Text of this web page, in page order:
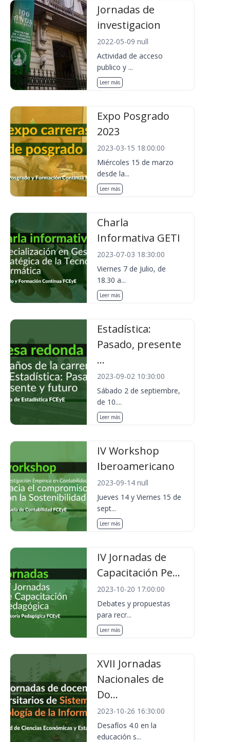
Jornadas de
investigacion
2022-05-09 null
Actividad de acceso
publico y ...
Leer más
Expo Posgrado
2023
2023-03-15 18:00:00
Miércoles 15 de marzo
desde la...
Leer más
Charla
Informativa GETI
2023-07-03 18:30:00
Viernes 7 de Julio, de
18.30 a...
Leer más
Estadística:
Pasado, presente
...
2023-09-02 10:30:00
Sábado 2 de septiembre,
de 10....
Leer más
IV Workshop
Iberoamericano
2023-09-14 null
Jueves 14 y Viernes 15 de
sept...
Leer más
IV Jornadas de
Capacitación Pe...
2023-10-20 17:00:00
Debates y propuestas
para recr...
Leer más
XVII Jornadas
Nacionales de
Do...
2023-10-26 16:30:00
Desafíos 4.0 en la
educación s...